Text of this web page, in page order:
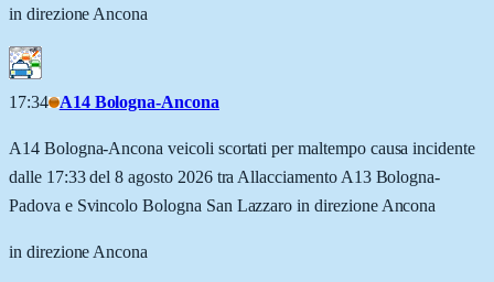
in direzione Ancona
17:34 A14 Bologna-Ancona
A14 Bologna-Ancona veicoli scortati per maltempo causa incidente
dalle 17:33 del 8 agosto 2026 tra Allacciamento A13 Bologna-
Padova e Svincolo Bologna San Lazzaro in direzione Ancona
in direzione Ancona